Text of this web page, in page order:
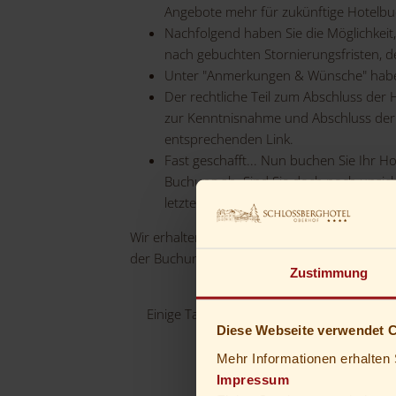
Zustimmung
Diese Webseite verwendet
Mehr Informationen
Impressum
Angebote mehr für zukünftige
Nachfolgend haben Sie die
nach gebuchten Stornierungsfristen,
Unter "Anmerkungen & Wünsche"
Der rechtliche Teil zum Abschluss
zur Kenntnisnahme und Abschluss
entsprechenden Link.
Fast geschafft... Nun buchen Sie Ihr
Buchung ab. Sind Sie doch noch
letzten Klick haben Sie es geschafft.
Wir erhalten in wenigen Sekunden Ihre
der Buchung. Zu unseren Rezeptionszeiten
Einige Tage vor Ihrer Anreise senden